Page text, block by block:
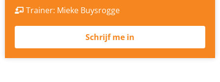
Trainer: Mieke Buysrogge
Schrijf me in